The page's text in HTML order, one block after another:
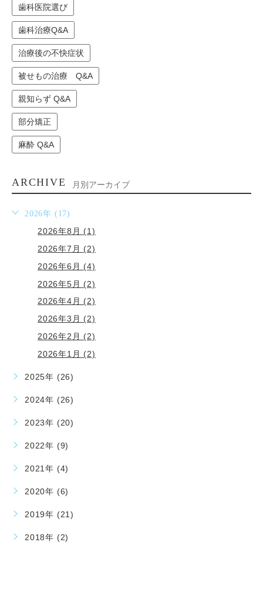
歯科医院選び
歯科治療Q&A
治療後の不快症状
被せもの治療 Q&A
親知らず Q&A
部分矯正
麻酔 Q&A
ARCHIVE 月別アーカイブ
2026年 (17)
2026年8月 (1)
2026年7月 (2)
2026年6月 (4)
2026年5月 (2)
2026年4月 (2)
2026年3月 (2)
2026年2月 (2)
2026年1月 (2)
2025年 (26)
2024年 (26)
2023年 (20)
2022年 (9)
2021年 (4)
2020年 (6)
2019年 (21)
2018年 (2)